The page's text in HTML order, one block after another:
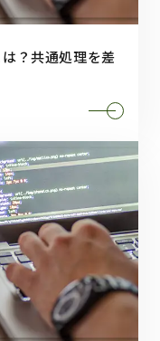
？共通処理を差